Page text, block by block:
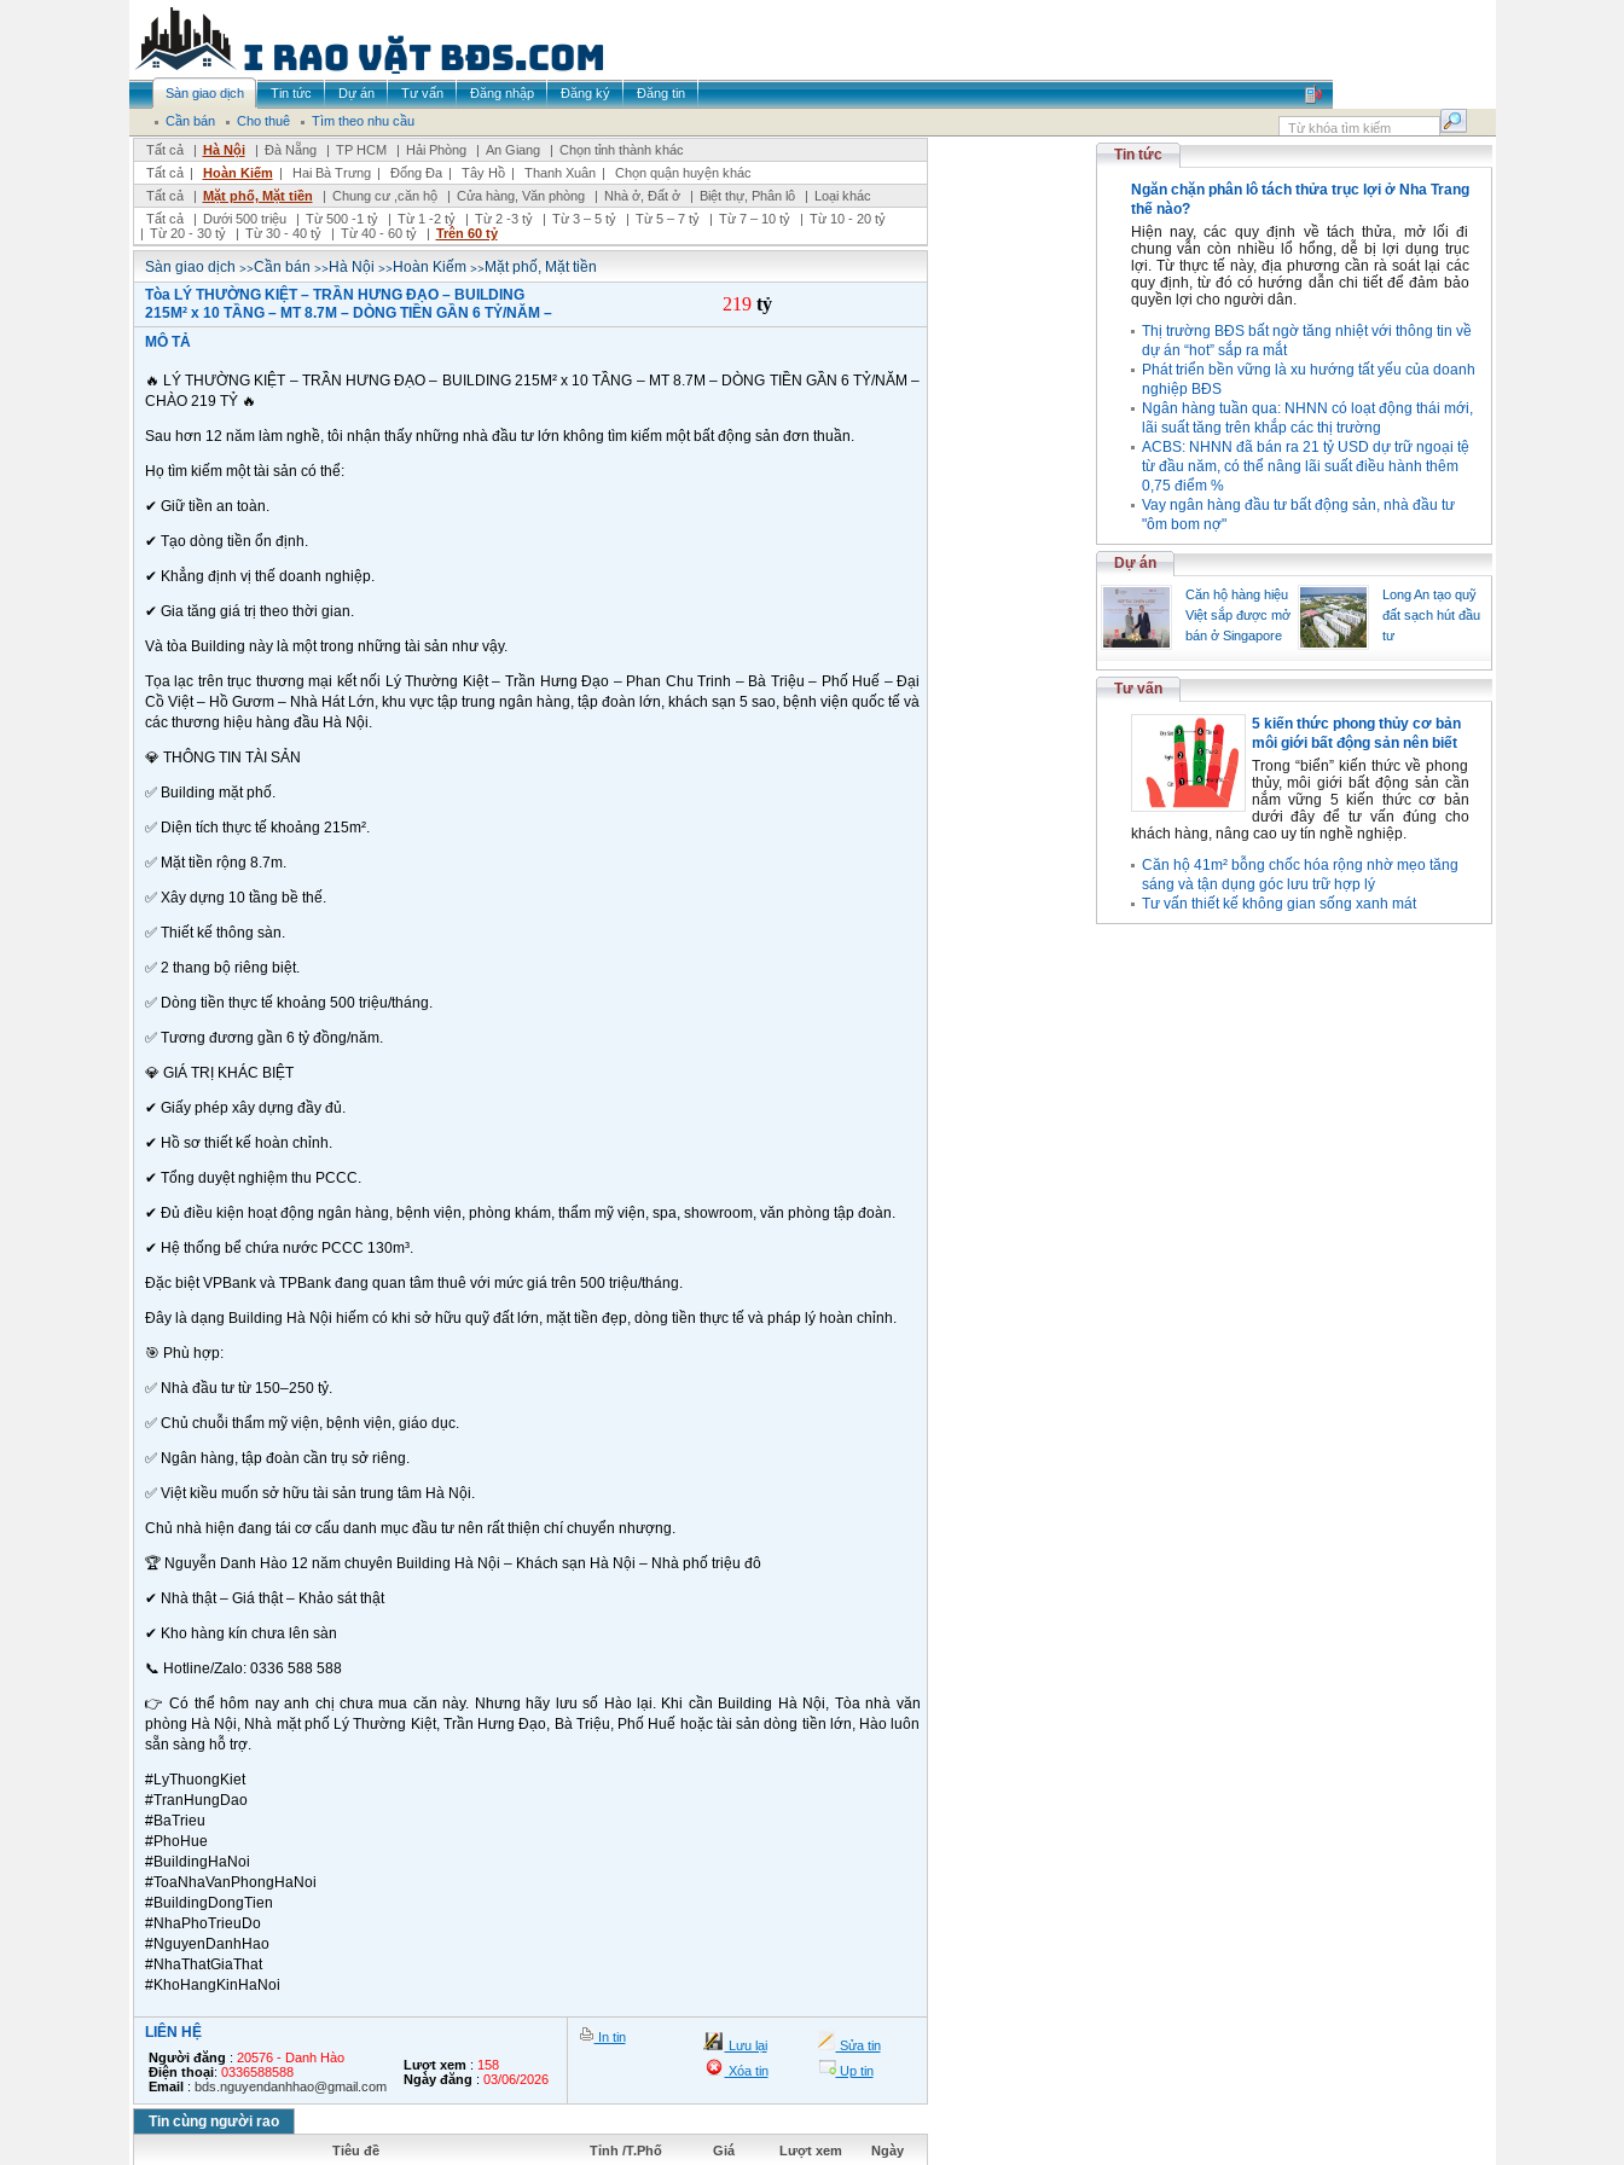
Sàn giao dịch Tin tức Dự án Tư vấn Đăng nhập Đăng ký
Đăng tin
Cần bán
Cho thuê
Tìm theo nhu cầu
Tất cả
| Hà Nội | Đà Nẵng | TP HCM | Hải Phòng | An Giang | Chọn tỉnh thành khác
Tất cả | Hoàn Kiếm | Hai Bà Trưng | Đống Đa | Tây Hồ | Thanh Xuân |
Chọn quận huyện khác
Tất cả
| Mặt phố, Mặt tiền | Chung cư ,căn hộ | Cửa hàng, Văn phòng | Nhà ở, Đất ở | Biệt thự, Phân lô | Loại khác
Tất cả
| Dưới 500 triệu | Từ 500 -1 tỷ | Từ 1 -2 tỷ | Từ 2 -3 tỷ | Từ 3 – 5 tỷ | Từ 5 – 7 tỷ | Từ 7 – 10 tỷ | Từ 10 - 20 tỷ
| Từ 20 - 30 tỷ | Từ 30 - 40 tỷ | Từ 40 - 60 tỷ | Trên 60 tỷ
Sàn giao dịch >>Cần bán >>Hà Nội >>Hoàn Kiếm>>Mặt phố, Mặt tiền
Tòa LÝ THƯỜNG KIỆT – TRẦN HƯNG ĐẠO – BUILDING
215M² x 10 TẦNG – MT 8.7M – DÒNG TIỀN GẦN 6 TỶ/NĂM –
219 tỷ
MÔ TẢ
🔥 LÝ THƯỜNG KIỆT – TRẦN HƯNG ĐẠO – BUILDING 215M² x 10 TẦNG – MT 8.7M – DÒNG TIỀN GẦN 6 TỶ/NĂM –
CHÀO 219 TỶ 🔥
Sau hơn 12 năm làm nghề, tôi nhận thấy những nhà đầu tư lớn không tìm kiếm một bất động sản đơn thuần.
Họ tìm kiếm một tài sản có thể:
✔ Giữ tiền an toàn.
✔ Tạo dòng tiền ổn định.
✔ Khẳng định vị thế doanh nghiệp.
✔ Gia tăng giá trị theo thời gian.
Và tòa Building này là một trong những tài sản như vậy.
Tọa lạc trên trục thương mại kết nối Lý Thường Kiệt – Trần Hưng Đạo – Phan Chu Trinh – Bà Triệu – Phố Huế – Đại
Cồ Việt – Hồ Gươm – Nhà Hát Lớn, khu vực tập trung ngân hàng, tập đoàn lớn, khách sạn 5 sao, bệnh viện quốc tế và
các thương hiệu hàng đầu Hà Nội.
💎 THÔNG TIN TÀI SẢN
✅ Building mặt phố.
✅ Diện tích thực tế khoảng 215m².
✅ Mặt tiền rộng 8.7m.
✅ Xây dựng 10 tầng bề thế.
✅ Thiết kế thông sàn.
✅ 2 thang bộ riêng biệt.
✅ Dòng tiền thực tế khoảng 500 triệu/tháng.
✅ Tương đương gần 6 tỷ đồng/năm.
💎 GIÁ TRỊ KHÁC BIỆT
✔ Giấy phép xây dựng đầy đủ.
✔ Hồ sơ thiết kế hoàn chỉnh.
✔ Tổng duyệt nghiệm thu PCCC.
✔ Đủ điều kiện hoạt động ngân hàng, bệnh viện, phòng khám, thẩm mỹ viện, spa, showroom, văn phòng tập đoàn.
✔ Hệ thống bể chứa nước PCCC 130m³.
Đặc biệt VPBank và TPBank đang quan tâm thuê với mức giá trên 500 triệu/tháng.
Đây là dạng Building Hà Nội hiếm có khi sở hữu quỹ đất lớn, mặt tiền đẹp, dòng tiền thực tế và pháp lý hoàn chỉnh.
🎯 Phù hợp:
✅ Nhà đầu tư từ 150–250 tỷ.
✅ Chủ chuỗi thẩm mỹ viện, bệnh viện, giáo dục.
✅ Ngân hàng, tập đoàn cần trụ sở riêng.
✅ Việt kiều muốn sở hữu tài sản trung tâm Hà Nội.
Chủ nhà hiện đang tái cơ cấu danh mục đầu tư nên rất thiện chí chuyển nhượng.
🏆 Nguyễn Danh Hào 12 năm chuyên Building Hà Nội – Khách sạn Hà Nội – Nhà phố triệu đô
✔ Nhà thật – Giá thật – Khảo sát thật
✔ Kho hàng kín chưa lên sàn
📞 Hotline/Zalo: 0336 588 588
👉 Có thể hôm nay anh chị chưa mua căn này. Nhưng hãy lưu số Hào lại. Khi cần Building Hà Nội, Tòa nhà văn
phòng Hà Nội, Nhà mặt phố Lý Thường Kiệt, Trần Hưng Đạo, Bà Triệu, Phố Huế hoặc tài sản dòng tiền lớn, Hào luôn
sẵn sàng hỗ trợ.
#LyThuongKiet
#TranHungDao
#BaTrieu
#PhoHue
#BuildingHaNoi
#ToaNhaVanPhongHaNoi
#BuildingDongTien
#NhaPhoTrieuDo
#NguyenDanhHao
#NhaThatGiaThat
#KhoHangKinHaNoi
LIÊN HỆ
Người đăng : 20576 - Danh Hào
Điện thoại: 0336588588
Email: bds.nguyendanhhao@gmail.com
Lượt xem: 158
Ngày đăng : 03/06/2026
In tin
Lưu lại
Sửa tin
Xóa tin
Up tin
Tin cùng người rao
Tiêu đề Tỉnh /T.Phố Giá Lượt xem Ngày
Tin tức
Ngăn chặn phân lô tách thửa trục lợi ở Nha Trang
thế nào?
Hiện nay, các quy định về tách thửa, mở lối đi
chung vẫn còn nhiều lổ hổng, dễ bị lợi dụng trục
lợi. Từ thực tế này, địa phương cần rà soát lại các
quy định, từ đó có hướng dẫn chi tiết để đảm bảo
quyền lợi cho người dân.
Thị trường BĐS bất ngờ tăng nhiệt với thông tin về
dự án “hot” sắp ra mắt
Phát triển bền vững là xu hướng tất yếu của doanh
nghiệp BĐS
Ngân hàng tuần qua: NHNN có loạt động thái mới,
lãi suất tăng trên khắp các thị trường
ACBS: NHNN đã bán ra 21 tỷ USD dự trữ ngoại tệ
từ đầu năm, có thể nâng lãi suất điều hành thêm
0,75 điểm %
Vay ngân hàng đầu tư bất động sản, nhà đầu tư
"ôm bom nợ"
Dự án
Căn hộ hàng hiệu
Việt sắp được mở
bán ở Singapore
Long An tạo quỹ
đất sạch hút đầu
tư
Tư vấn
5 kiến thức phong thủy cơ bản
môi giới bất động sản nên biết
Trong “biển” kiến thức về phong
thủy, môi giới bất động sản cần
nắm vững 5 kiến thức cơ bản
dưới đây để tư vấn đúng cho
khách hàng, nâng cao uy tín nghề nghiệp.
Căn hộ 41m² bỗng chốc hóa rộng nhờ mẹo tăng
sáng và tận dụng góc lưu trữ hợp lý
Tư vấn thiết kế không gian sống xanh mát